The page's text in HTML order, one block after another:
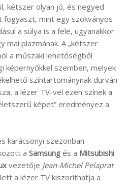
kétszer olyan jó, és negyed
fogyaszt, mint egy szokványos
a súlya is a fele, ugyanakkor
mai plazmának. A „kétszer
a műszaki lehetőségből
képernyőkkel szemben, melyek
színtartománynak durván
a lézer TV-vel ezen színek a
képet” eredményez a
karácsonyi szezonban
a Samsung és a Mitsubishi
vezetője Jean-Michel Pelaprat
a lézer TV kiszoríthatja a